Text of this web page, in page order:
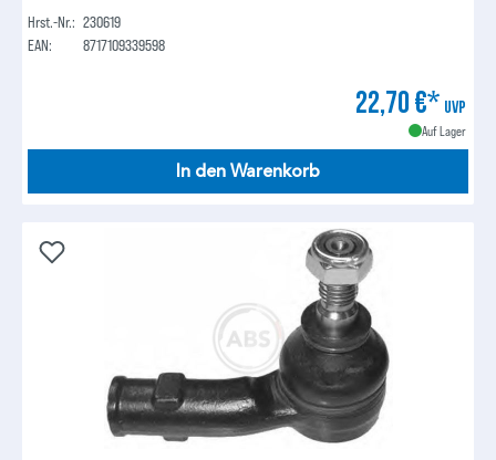
Hrst.-Nr.: 230619
EAN:
8717109339598
22,70 €* UVP
Auf Lager
In den Warenkorb